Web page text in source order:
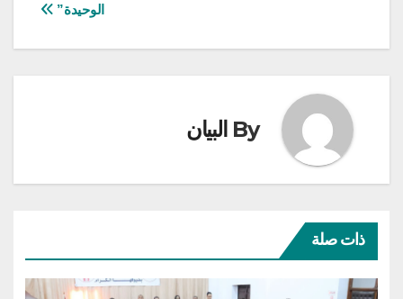
الوحيدة”
By البيان
ذات صلة